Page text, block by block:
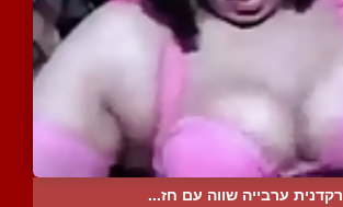
רקדנית ערבייה שווה עם חז...